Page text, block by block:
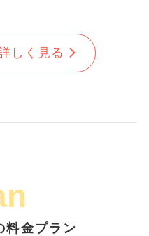
しく見る
料金プラン